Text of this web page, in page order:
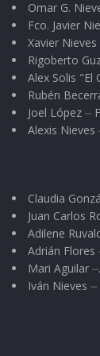
acercó al
les pidió a
la unidad de
[flickr_set
Omar G.
Fco. Javier
Xavier
Rigoberto
Alex Solis "El
Rubén
Joel López ⏤
Alexis
Claudia
Juan Carlos
Adilene
Adrián Flores
Mari Aguilar
Iván Nieves